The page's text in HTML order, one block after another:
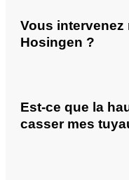
Vous intervenez
Hosingen ?
Est-ce que la
casser mes